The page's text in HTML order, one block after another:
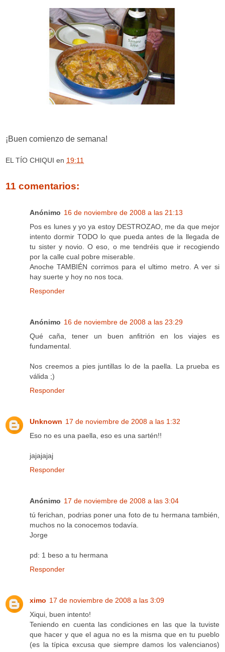
¡Buen comienzo de semana!
EL TÍO CHIQUI en 19:11
11 comentarios:
Anónimo 16 de noviembre de 2008 a las 21:13
Pos es lunes y yo ya estoy DESTROZAO, me da que mejor
intento dormir TODO lo que pueda antes de la llegada de
tu sister y novio. O eso, o me tendréis que ir recogiendo
por la calle cual pobre miserable.
Anoche TAMBIÉN corrimos para el ultimo metro. A ver si
hay suerte y hoy no nos toca.
Responder
Anónimo 16 de noviembre de 2008 a las 23:29
Qué caña, tener un buen anfitrión en los viajes es
fundamental.
Nos creemos a pies juntillas lo de la paella. La prueba es
válida ;)
Responder
Unknown 17 de noviembre de 2008 a las 1:32
Eso no es una paella, eso es una sartén!!
jajajajaj
Responder
Anónimo 17 de noviembre de 2008 a las 3:04
tú ferichan, podrias poner una foto de tu hermana también,
muchos no la conocemos todavía.
Jorge
pd: 1 beso a tu hermana
Responder
ximo 17 de noviembre de 2008 a las 3:09
Xiqui, buen intento!
Teniendo en cuenta las condiciones en las que la tuviste
que hacer y que el agua no es la misma que en tu pueblo
(es la típica excusa que siempre damos los valencianos)